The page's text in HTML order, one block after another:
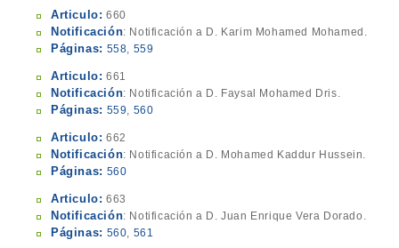
Articulo: 660
Notificación: Notificación a D. Karim Mohamed Mohamed.
Páginas: 558, 559
Articulo: 661
Notificación: Notificación a D. Faysal Mohamed Dris.
Páginas: 559, 560
Articulo: 662
Notificación: Notificación a D. Mohamed Kaddur Hussein.
Páginas: 560
Articulo: 663
Notificación: Notificación a D. Juan Enrique Vera Dorado.
Páginas: 560, 561